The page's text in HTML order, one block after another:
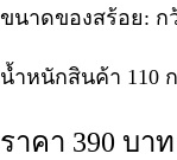
ขนาดของสร้อย: ก
น้ำหนักสินค้า 110
ราคา 390 บาท